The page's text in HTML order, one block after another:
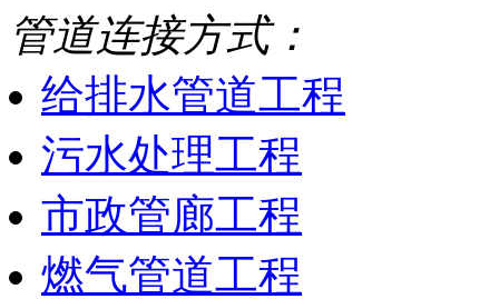
管道连接方式：
给排水管道工程
污水处理工程
市政管廊工程
燃气管道工程